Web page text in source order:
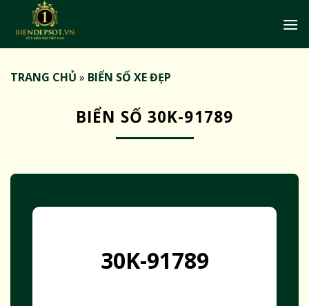
TRANG CHỦ » BIỂN SỐ XE ĐẸP
BIỂN SỐ 30K-91789
30K-91789